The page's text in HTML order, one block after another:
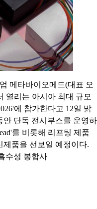
메타바이오메드(대표 오
열리는 아시아 최대 규모
에 참가한다고 12일 밝
안 단독 전시부스를 운영하
를 비롯해 리프팅 제품
품을 선보일 예정이다.
수성 봉합사